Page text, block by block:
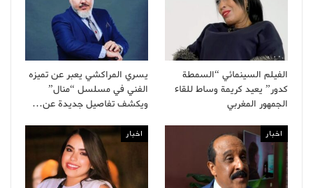
الفيلم السينمائي “السمطة
كدور” يعيد كريمة وساط للقاء
الجمهور المغربي
يسري المراكشي يعبر عن تميزه
الفني في مسلسل “منال”
ويكشف تفاصيل جديدة عن…
اخبار اخبار